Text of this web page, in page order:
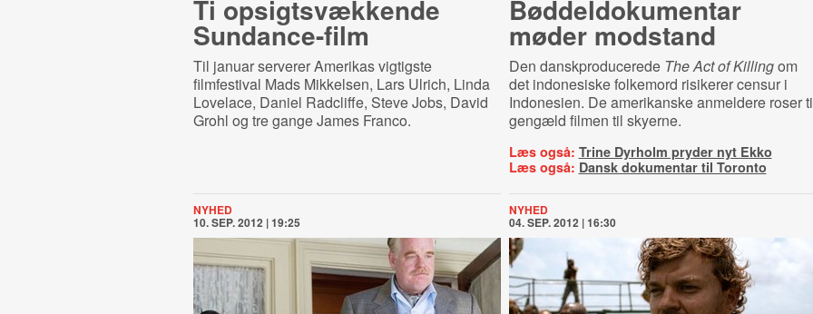
Ti op­sigtsvæk­ken­de
Sundance-film
Til januar serverer Amerikas vigtigste
filmfestival Mads Mikkelsen, Lars Ulrich, Linda
Lovelace, Daniel Radcliffe, Steve Jobs, David
Grohl og tre gange James Franco.
Bød­del­do­ku­men­tar
møder modstand
Den danskproducerede The Act of Killingom
det indonesiske folkemord risikerer censur i
Indonesien. De amerikanske anmeldere roser
gengæld filmen til skyerne.
Læs også: Trine Dyrholm pryder nyt Ekko
Læs også: Dansk dokumentar til Toronto
NYHED
10. SEP. 2012 | 19:25
NYHED
04. SEP. 2012 | 16:30